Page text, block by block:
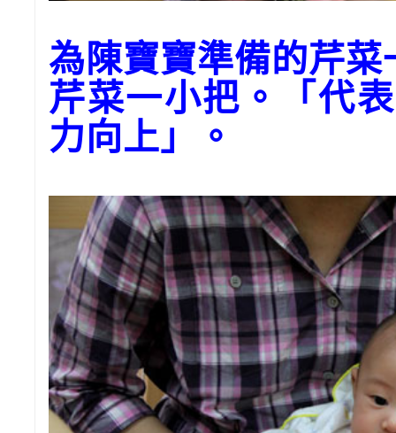
為陳寶寶準備的芹菜
芹菜一小把。「代
力向上」。